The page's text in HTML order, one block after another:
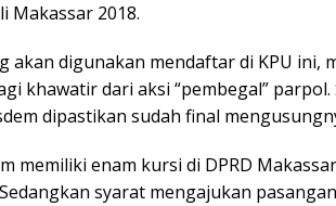
Makassar 2018.
akan digunakan mendaftar di KPU ini,
khawatir dari aksi “pembegal” parpol.
dipastikan sudah final
memiliki enam kursi di DPRD
syarat mengajukan